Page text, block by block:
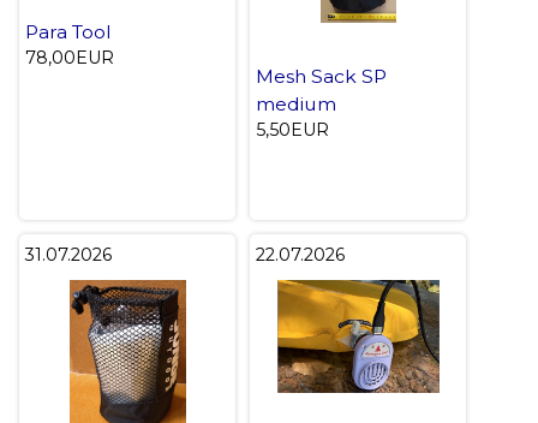
Para Tool
78,00EUR
Mesh Sack SP
medium
5,50EUR
31.07.2026 22.07.2026